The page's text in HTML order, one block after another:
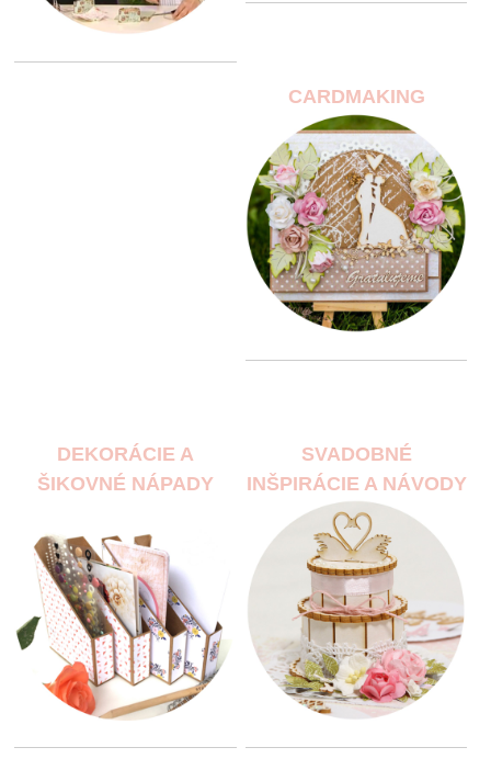
CARDMAKING
DEKORÁCIE A
ŠIKOVNÉ NÁPADY
SVADOBNÉ
INŠPIRÁCIE A NÁVODY